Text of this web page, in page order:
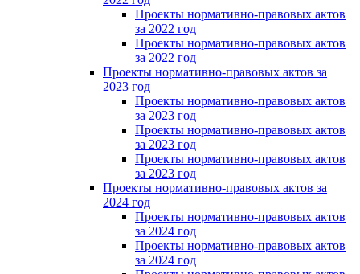
Проекты нормативно-правовых актов
за 2022 год
Проекты нормативно-правовых актов
за 2022 год
Проекты нормативно-правовых актов за
2023 год
Проекты нормативно-правовых актов
за 2023 год
Проекты нормативно-правовых актов
за 2023 год
Проекты нормативно-правовых актов
за 2023 год
Проекты нормативно-правовых актов за
2024 год
Проекты нормативно-правовых актов
за 2024 год
Проекты нормативно-правовых актов
за 2024 год